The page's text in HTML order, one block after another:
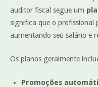
auditor fiscal segue um
significa que o profissional
aumentando seu salário e
Os planos geralmente
Promoções